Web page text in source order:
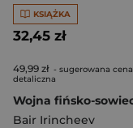
KSIĄŻKA
32,45 zł
49,99 zł - sugerowana cena
detaliczna
Bair Irincheev